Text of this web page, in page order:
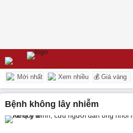
Mới nhất Xem nhiều 💰 Giá vàng
bệnh không lây nhiễm